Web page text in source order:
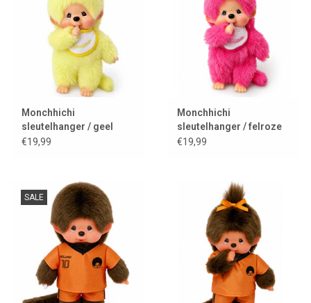
Monchhichi
sleutelhanger / geel
€19,99
Monchhichi
sleutelhanger / felroze
€19,99
SALE